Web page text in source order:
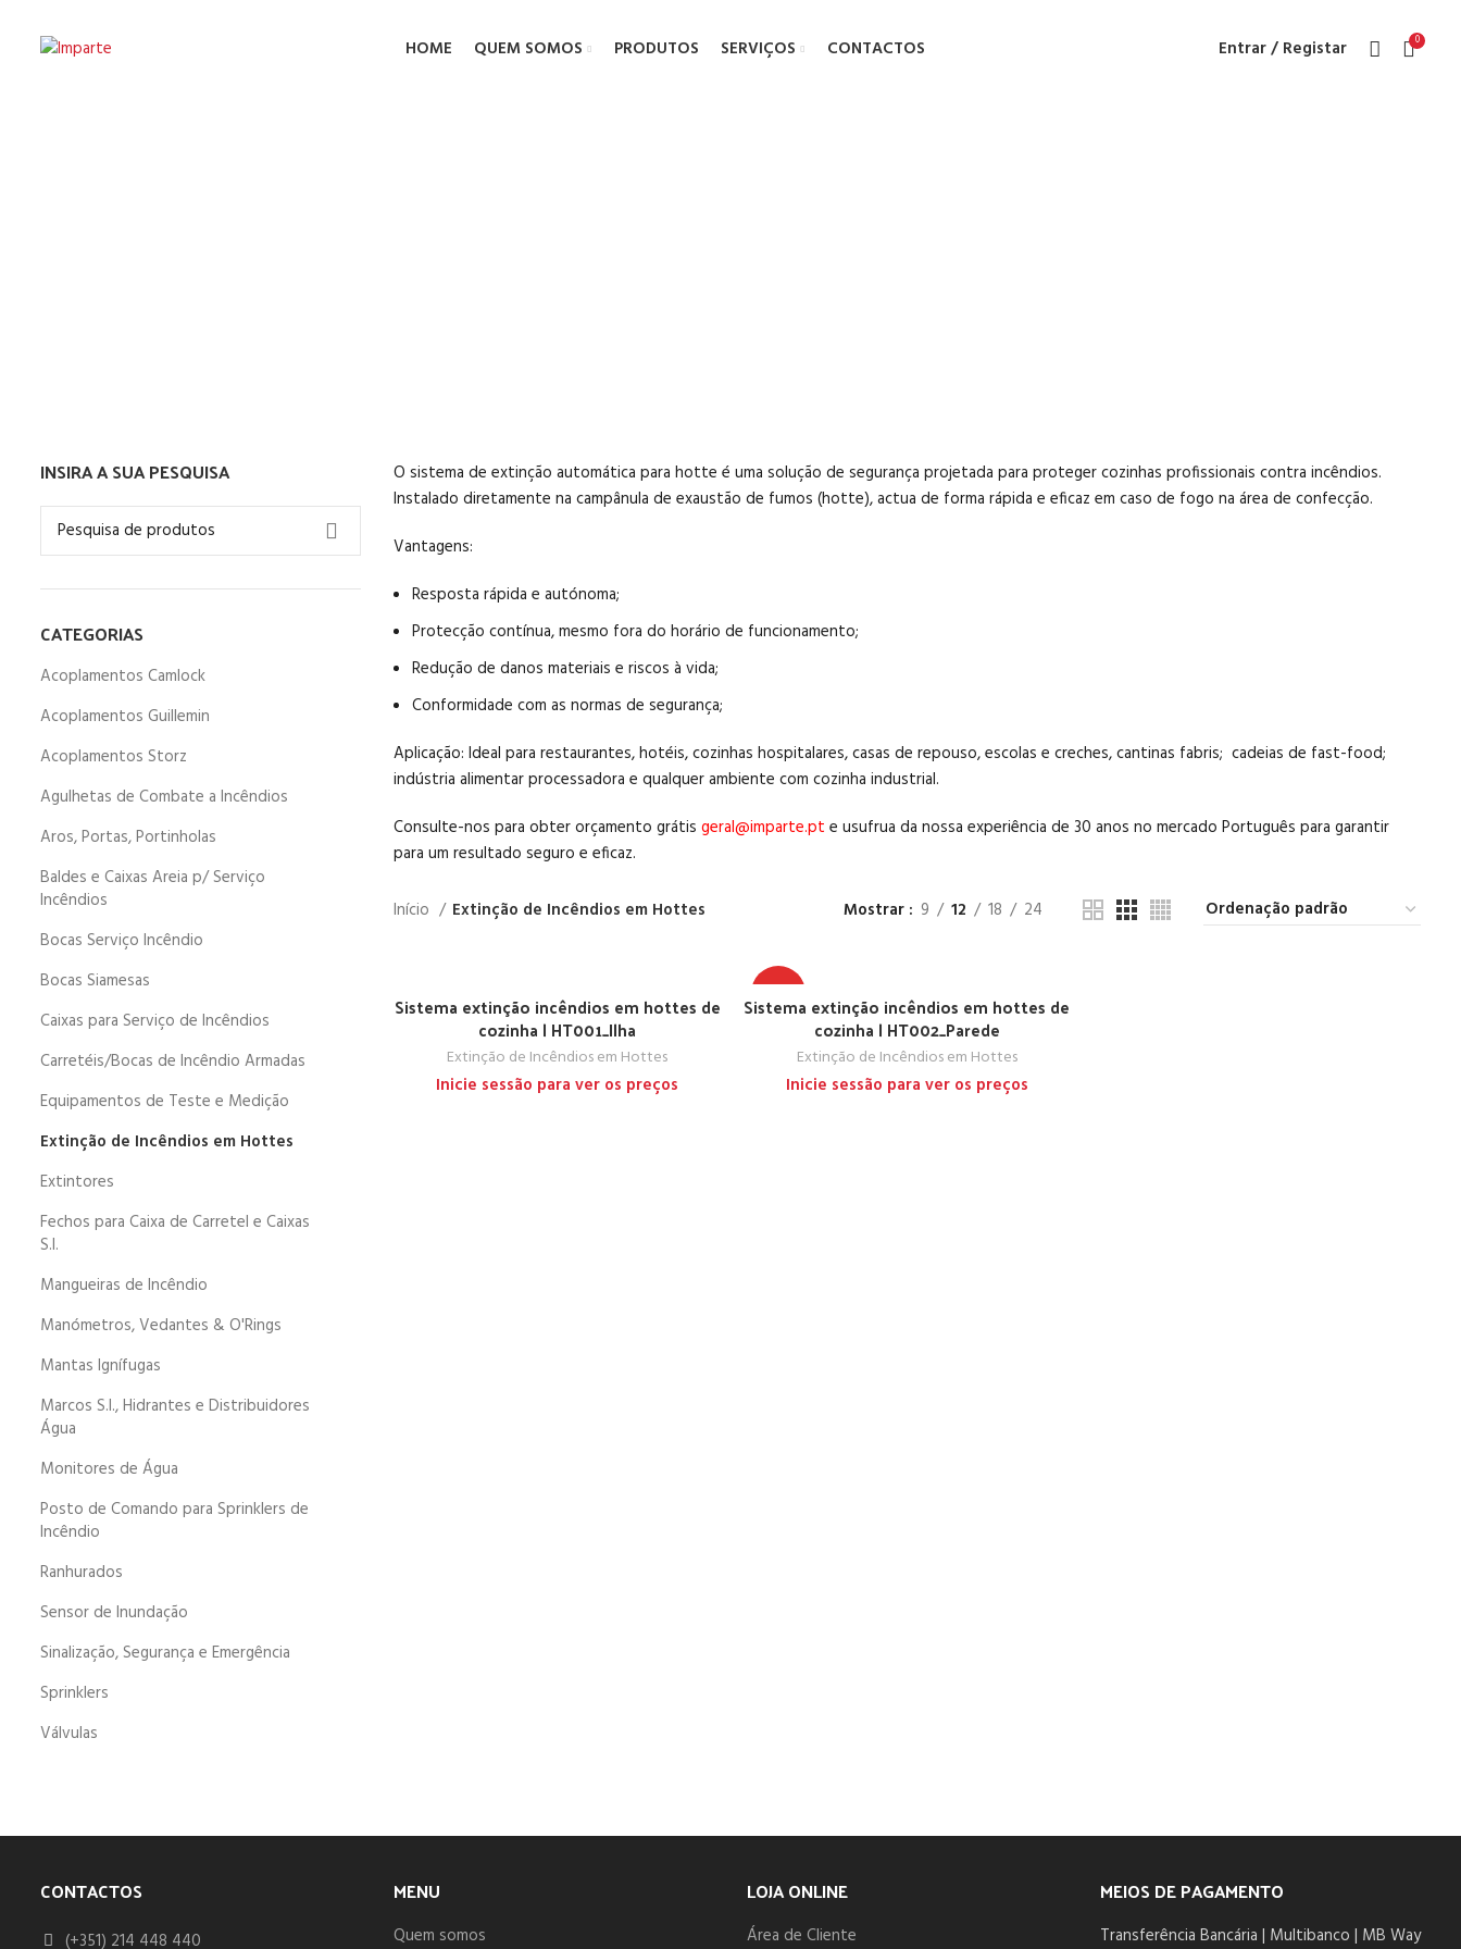
HOME QUEM SOMOS PRODUTOS SERVIÇOS CONTACTOS Entrar / Registar 0
INSIRA A SUA PESQUISA
CATEGORIAS
Acoplamentos Camlock
Acoplamentos Guillemin
Acoplamentos Storz
Agulhetas de Combate a Incêndios
Aros, Portas, Portinholas
Baldes e Caixas Areia p/ Serviço
Incêndios
Bocas Serviço Incêndio
Bocas Siamesas
Caixas para Serviço de Incêndios
Carretéis/Bocas de Incêndio Armadas
Equipamentos de Teste e Medição
Extinção de Incêndios em Hottes
Extintores
Fechos para Caixa de Carretel e Caixas
S.I.
Mangueiras de Incêndio
Manómetros, Vedantes & O'Rings
Mantas Ignífugas
Marcos S.I., Hidrantes e Distribuidores
Água
Monitores de Água
Posto de Comando para Sprinklers de
Incêndio
Ranhurados
Sensor de Inundação
Sinalização, Segurança e Emergência
Sprinklers
Válvulas
O sistema de extinção automática para hotte é uma solução de segurança projetada para proteger cozinhas profissionais contra incêndios.
Instalado diretamente na campânula de exaustão de fumos (hotte), actua de forma rápida e eficaz em caso de fogo na área de confecção.
Vantagens:
Resposta rápida e autónoma;
Protecção contínua, mesmo fora do horário de funcionamento;
Redução de danos materiais e riscos à vida;
Conformidade com as normas de segurança;
Aplicação: Ideal para restaurantes, hotéis, cozinhas hospitalares, casas de repouso, escolas e creches, cantinas fabris; cadeias de fast-food;
indústria alimentar processadora e qualquer ambiente com cozinha industrial.
Consulte-nos para obter orçamento grátis geral@imparte.pt e usufrua da nossa experiência de 30 anos no mercado Português para garantir
para um resultado seguro e eficaz.
Início Extinção de Incêndios em Hottes Mostrar 9 12 18 24
Sistema extinção incêndios em hottes de
cozinha | HT001_Ilha
Extinção de Incêndios em Hottes
Inicie sessão para ver os preços
TOP
Sistema extinção incêndios em hottes de
cozinha | HT002_Parede
Extinção de Incêndios em Hottes
Inicie sessão para ver os preços
CONTACTOS
(+351) 214 448 440
MENU
Quem somos
LOJA ONLINE
Área de Cliente
MEIOS DE PAGAMENTO
Transferência Bancária | Multibanco | MB Way